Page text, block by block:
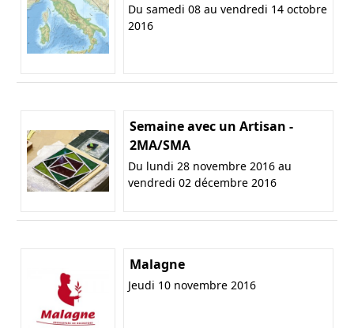
Du samedi 08 au vendredi 14 octobre
2016
Semaine avec un Artisan -
2MA/SMA
Du lundi 28 novembre 2016 au
vendredi 02 décembre 2016
Malagne
Jeudi 10 novembre 2016